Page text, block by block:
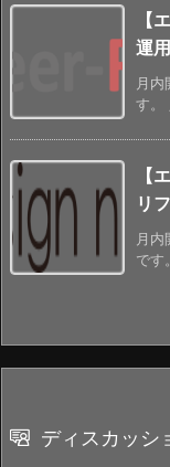
【
運
月
す。
【
リ
月
です
ディスカッシ